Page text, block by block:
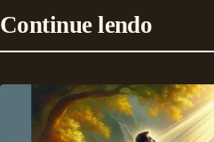
Continue lendo